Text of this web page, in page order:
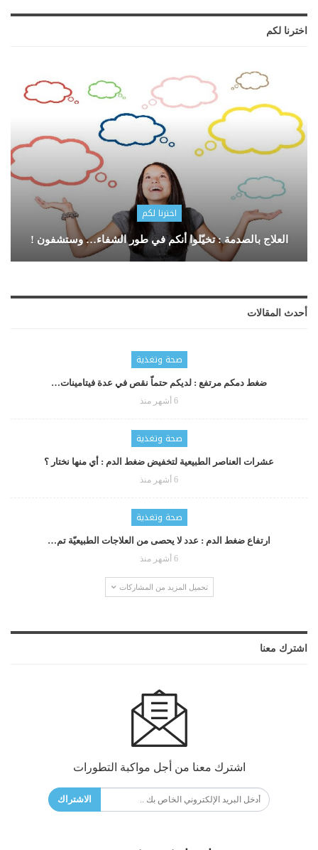
اخترنا لكم
اخترنا لكم
العلاج بالصدمة : تخيّلوا أنكم في طور الشفاء… وستشفون !
أحدث المقالات
صحة وتغذية
ضغط دمكم مرتفع : لديكم حتماّ نقص في عدة فيتامينات…
6 أشهر منذ
صحة وتغذية
عشرات العناصر الطبيعية لتخفيض ضغط الدم : أي منها نختار ؟
6 أشهر منذ
صحة وتغذية
ارتفاع ضغط الدم : عدد لا يحصى من العلاجات الطبيعيّة تم…
6 أشهر منذ
تحميل المزيد من المشاركات
اشترك معنا
اشترك معنا من أجل مواكبة التطورات
الاشتراك